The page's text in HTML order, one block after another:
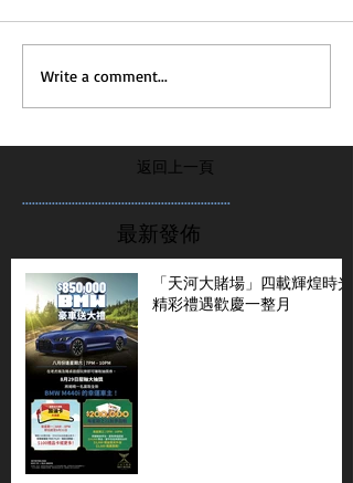
Write a comment...
返回上一頁
...............................................................
最新發佈
「天河大賭場」四載輝煌時光
精彩禮遇歡慶一整月